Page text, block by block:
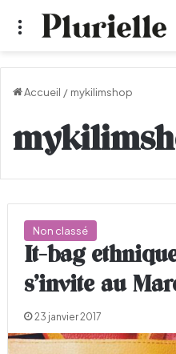
Menu
Accueil / mykilimshop
Non classé
It-bag
s’invite au
23 janvier 2017